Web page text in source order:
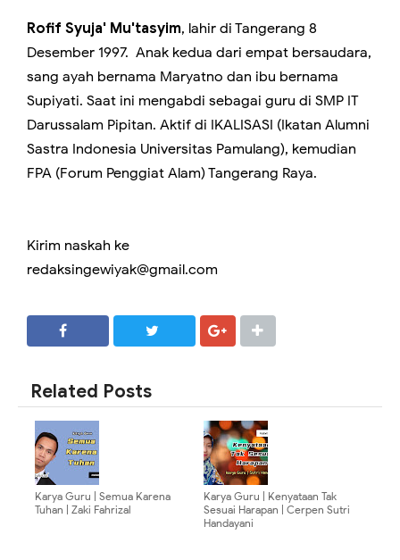
Rofif Syuja' Mu'tasyim, lahir di Tangerang 8
Desember 1997. Anak kedua dari empat bersaudara,
sang ayah bernama Maryatno dan ibu bernama
Supiyati. Saat ini mengabdi sebagai guru di SMP IT
Darussalam Pipitan. Aktif di IKALISASI (Ikatan Alumni
Sastra Indonesia Universitas Pamulang), kemudian
FPA (Forum Penggiat Alam) Tangerang Raya.
Kirim naskah ke
redaksingewiyak@gmail.com
Related Posts
Karya Guru | Semua Karena
Tuhan | Zaki Fahrizal
Karya Guru | Kenyataan Tak
Sesuai Harapan | Cerpen Sutri
Handayani